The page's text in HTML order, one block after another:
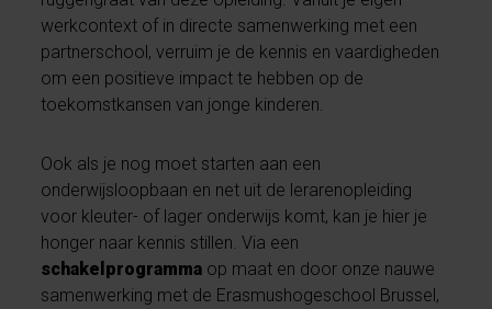
werkcontext of in directe samenwerking met een
partnerschool, verruim je de kennis en vaardigheden
om een positieve impact te hebben op de
toekomstkansen van jonge kinderen.
Ook als je nog moet starten aan een
onderwijsloopbaan en net uit de lerarenopleiding
voor kleuter- of lager onderwijs komt, kan je hier je
honger naar kennis stillen. Via een
schakelprogramma op maat en door onze nauwe
samenwerking met de Erasmushogeschool Brussel,